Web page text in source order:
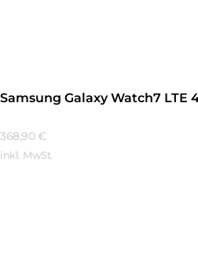
Samsung Galaxy Watch7 LTE
368,90 €
inkl. MwSt.